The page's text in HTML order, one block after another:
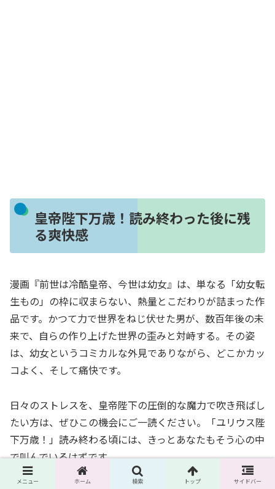
皇帝陛下万歳！読み終わった後に残
る爽快感
漫画『前世は冷酷皇帝、今世は幼女』は、単なる「幼女転
生もの」の枠に収まらない、熱量とこだわりが詰まった作
品です。かつて力で世界をねじ伏せた男が、数百年後の未
来で、自らの作り上げた世界の歪みと対峙する。その姿
は、幼女というコミカルな外見でありながら、どこかカッ
コよく、そして痛快です。
日々のストレスを、皇帝陛下の圧倒的な魔力で吹き飛ばし
たい方は、ぜひこの機会にご一読ください。「ユリウス陛
下万歳！」読み終わる頃には、きっとあなたもそう心の中
で叫んでいるはずです。
メニュー ホーム 検索 トップ サイドバー